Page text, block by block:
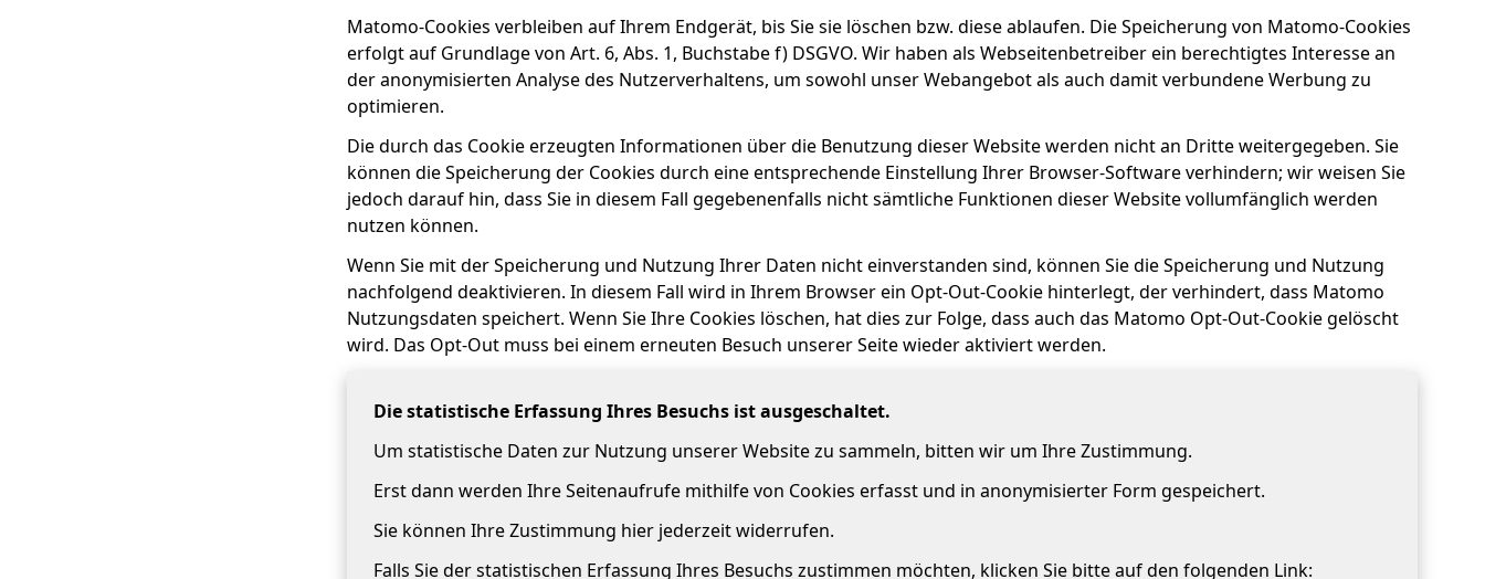
Matomo-Cookies verbleiben auf Ihrem Endgerät, bis Sie sie löschen bzw. diese ablaufen. Die Speicherung von Matomo-Cookies
erfolgt auf Grundlage von Art. 6, Abs. 1, Buchstabe f) DSGVO. Wir haben als Webseitenbetreiber ein berechtigtes Interesse an
der anonymisierten Analyse des Nutzerverhaltens, um sowohl unser Webangebot als auch damit verbundene Werbung zu
optimieren.
Die durch das Cookie erzeugten Informationen über die Benutzung dieser Website werden nicht an Dritte weitergegeben. Sie
können die Speicherung der Cookies durch eine entsprechende Einstellung Ihrer Browser-Software verhindern; wir weisen Sie
jedoch darauf hin, dass Sie in diesem Fall gegebenenfalls nicht sämtliche Funktionen dieser Website vollumfänglich werden
nutzen können.
Wenn Sie mit der Speicherung und Nutzung Ihrer Daten nicht einverstanden sind, können Sie die Speicherung und Nutzung
nachfolgend deaktivieren. In diesem Fall wird in Ihrem Browser ein Opt-Out-Cookie hinterlegt, der verhindert, dass Matomo
Nutzungsdaten speichert. Wenn Sie Ihre Cookies löschen, hat dies zur Folge, dass auch das Matomo Opt-Out-Cookie gelöscht
wird. Das Opt-Out muss bei einem erneuten Besuch unserer Seite wieder aktiviert werden.
Die statistische Erfassung Ihres Besuchs ist ausgeschaltet.
Um statistische Daten zur Nutzung unserer Website zu sammeln, bitten wir um Ihre Zustimmung.
Erst dann werden Ihre Seitenaufrufe mithilfe von Cookies erfasst und in anonymisierter Form gespeichert.
Sie können Ihre Zustimmung hier jederzeit widerrufen.
Falls Sie der statistischen Erfassung Ihres Besuchs zustimmen möchten, klicken Sie bitte auf den folgenden Link: